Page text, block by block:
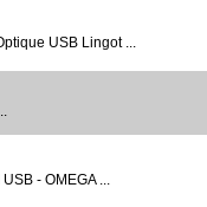
USB Lingot ...
- OMEGA ...